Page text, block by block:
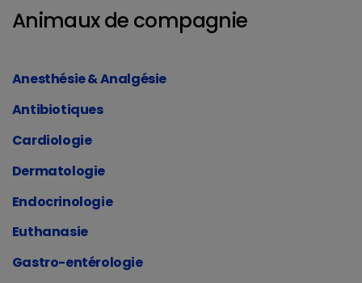
Animaux de compagnie
Anesthésie & Analgésie
Antibiotiques
Cardiologie
Dermatologie
Endocrinologie
Euthanasie
Gastro-entérologie